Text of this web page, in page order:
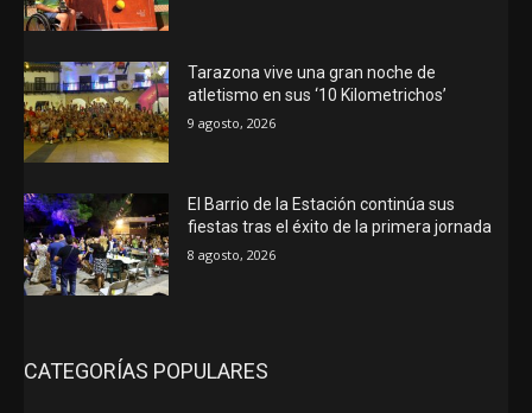
Tarazona vive una gran noche de
atletismo en sus ‘10 Kilometrichos’
9 agosto, 2026
El Barrio de la Estación continúa sus
fiestas tras el éxito de la primera jornada
8 agosto, 2026
CATEGORÍAS POPULARES